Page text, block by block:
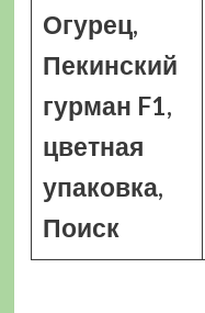
Огурец,
Пекинский
гурман F1,
цветная
упаковка,
Поиск